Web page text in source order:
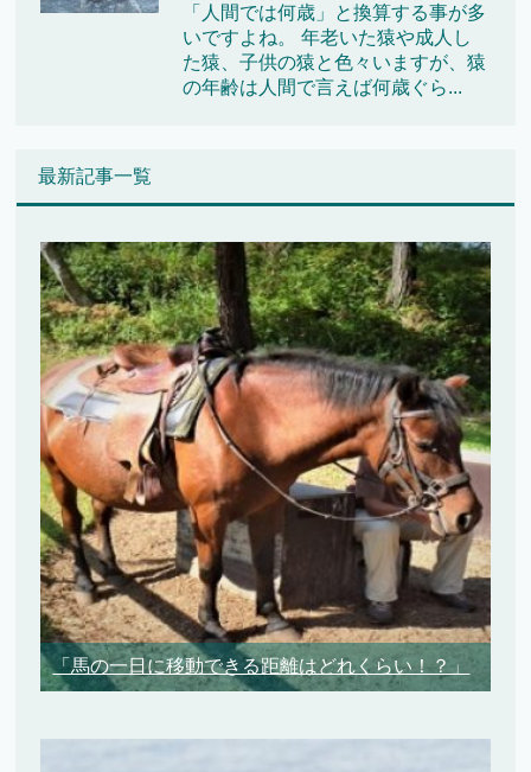
「人間では何歳」と換算する事が多
いですよね。 年老いた猿や成人し
た猿、子供の猿と色々いますが、猿
の年齢は人間で言えば何歳ぐら...
最新記事一覧
「馬の一日に移動できる距離はどれくらい！？」